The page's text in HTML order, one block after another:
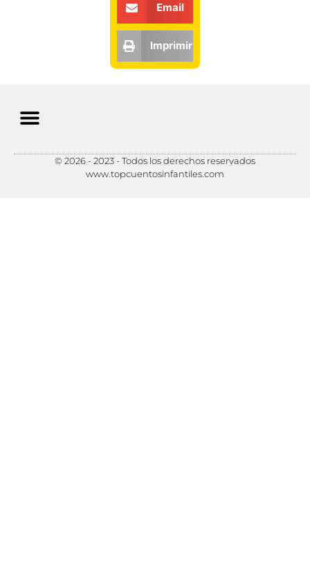
Email
Imprimir
© 2026 - 2023 - Todos los derechos reservados
www.topcuentosinfantiles.com